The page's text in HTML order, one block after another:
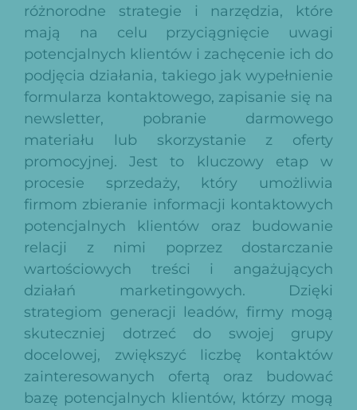
różnorodne strategie i narzędzia, które
mają na celu przyciągnięcie uwagi
potencjalnych klientów i zachęcenie ich do
podjęcia działania, takiego jak wypełnienie
formularza kontaktowego, zapisanie się na
newsletter, pobranie darmowego
materiału lub skorzystanie z oferty
promocyjnej. Jest to kluczowy etap w
procesie sprzedaży, który umożliwia
firmom zbieranie informacji kontaktowych
potencjalnych klientów oraz budowanie
relacji z nimi poprzez dostarczanie
wartościowych treści i angażujących
działań marketingowych. Dzięki
strategiom generacji leadów, firmy mogą
skuteczniej dotrzeć do swojej grupy
docelowej, zwiększyć liczbę kontaktów
zainteresowanych ofertą oraz budować
bazę potencjalnych klientów, którzy mogą